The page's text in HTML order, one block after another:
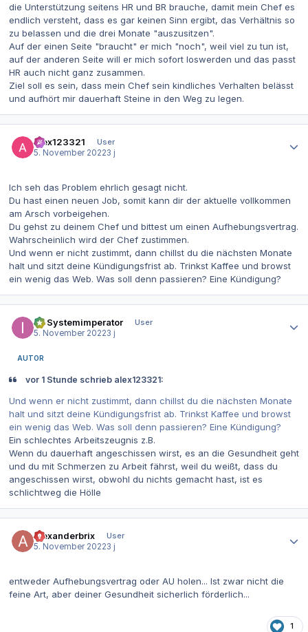
die Unterstützung seitens HR und BR brauche, damit mein Chef es
endlich versteht, dass es gar keinen Sinn ergibt, das Verhältnis so
zu belassen und die drei Monate "auszusitzen".
Auf der einen Seite "braucht" er mich "noch", weil viel zu tun ist,
auf der anderen Seite will er mich sofort loswerden und das passt
HR auch nicht ganz zusammen.
Ziel soll es sein, dass mein Chef sein kindliches Verhalten belässt
und aufhört mir dauerhaft Steine in den Weg zu legen.
alex123321
User
5. November 20223 j
Ich seh das Problem ehrlich gesagt nicht.
Du hast einen neuen Job, somit kann dir der aktuelle vollkommen
am Arsch vorbeigehen.
Du gehst zu deinem Chef und bittest um einen Aufhebungsvertrag.
Wahrscheinlich wird der Chef zustimmen.
Und wenn er nicht zustimmt, dann chillst du die nächsten Monate
halt und sitzt deine Kündigungsfrist ab. Trinkst Kaffee und browst
ein wenig das Web. Was soll denn passieren? Eine Kündigung?
IT-Systemimperator
User
5. November 20223 j
AUTOR
vor 1 Stunde schrieb alex123321:
Und wenn er nicht zustimmt, dann chillst du die nächsten Monate
halt und sitzt deine Kündigungsfrist ab. Trinkst Kaffee und browst
ein wenig das Web. Was soll denn passieren? Eine Kündigung?
Ein schlechtes Arbeitszeugnis z.B.
Wenn du dauerhaft angeschissen wirst, es an die Gesundheit geht
und du mit Schmerzen zu Arbeit fährst, weil du weißt, dass du
angeschissen wirst, obwohl du nichts gemacht hast, ist es
schlichtweg die Hölle
alexanderbrix
User
5. November 20223 j
entweder Aufhebungsvertrag oder AU holen... Ist zwar nicht die
feine Art, aber deiner Gesundheit sicherlich förderlich...
1